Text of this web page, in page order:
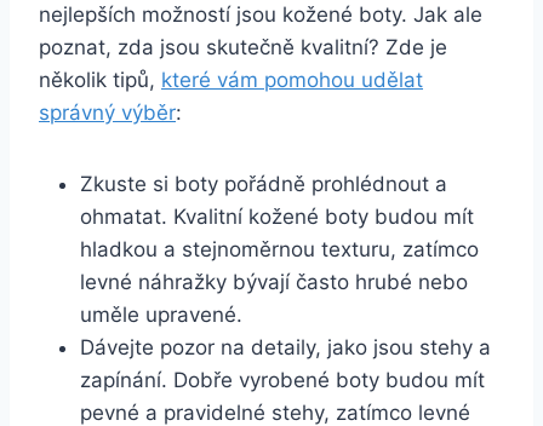
nejlepších​ možností​ jsou kožené boty. ​Jak ale
poznat, zda jsou skutečně ⁢kvalitní? Zde je
několik tipů, které vám pomohou⁣ udělat
správný ⁢výběr:
Zkuste⁣ si⁢ boty pořádně prohlédnout a
‍ohmatat. Kvalitní‍ kožené boty‌ budou mít
hladkou a stejnoměrnou texturu, zatímco
levné náhražky bývají často​ hrubé nebo
uměle upravené.
Dávejte pozor⁣ na detaily, jako jsou⁣ stehy a
zapínání. Dobře vyrobené boty budou ‌mít
pevné a pravidelné stehy, zatímco levné